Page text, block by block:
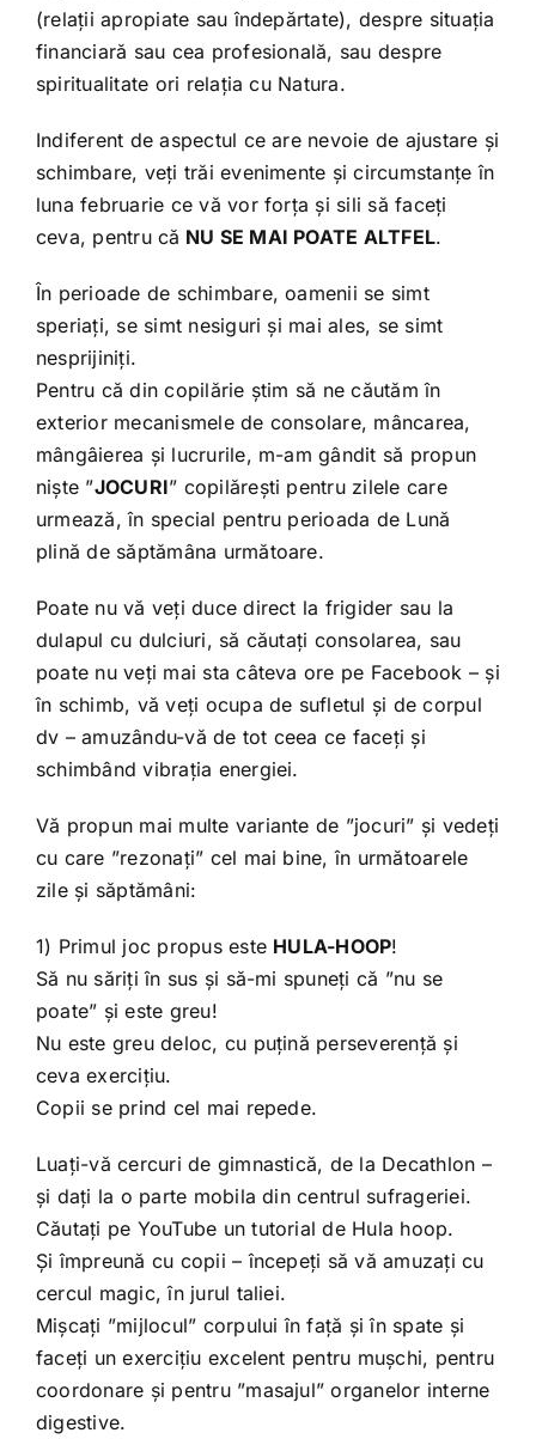
(relații apropiate sau îndepărtate), despre situația
financiară sau cea profesională, sau despre
spiritualitate ori relația cu Natura.
Indiferent de aspectul ce are nevoie de ajustare și
schimbare, veți trăi evenimente și circumstanțe în
luna februarie ce vă vor forța și sili să faceți
ceva, pentru că NU SE MAI POATE ALTFEL.
În perioade de schimbare, oamenii se simt
speriați, se simt nesiguri și mai ales, se simt
nesprijiniți.
Pentru că din copilărie știm să ne căutăm în
exterior mecanismele de consolare, mâncarea,
mângâierea și lucrurile, m-am gândit să propun
niște ”JOCURI” copilărești pentru zilele care
urmează, în special pentru perioada de Lună
plină de săptămâna următoare.
Poate nu vă veți duce direct la frigider sau la
dulapul cu dulciuri, să căutați consolarea, sau
poate nu veți mai sta câteva ore pe Facebook – și
în schimb, vă veți ocupa de sufletul și de corpul
dv – amuzându-vă de tot ceea ce faceți și
schimbând vibrația energiei.
Vă propun mai multe variante de ”jocuri” și vedeți
cu care ”rezonați” cel mai bine, în următoarele
zile și săptămâni:
1) Primul joc propus este HULA-HOOP!
Să nu săriți în sus și să-mi spuneți că ”nu se
poate” și este greu!
Nu este greu deloc, cu puțină perseverență și
ceva exercițiu.
Copii se prind cel mai repede.
Luați-vă cercuri de gimnastică, de la Decathlon –
și dați la o parte mobila din centrul sufrageriei.
Căutați pe YouTube un tutorial de Hula hoop.
Și împreună cu copii – începeți să vă amuzați cu
cercul magic, în jurul taliei.
Mișcați ”mijlocul” corpului în față și în spate și
faceți un exercițiu excelent pentru mușchi, pentru
coordonare și pentru ”masajul” organelor interne
digestive.